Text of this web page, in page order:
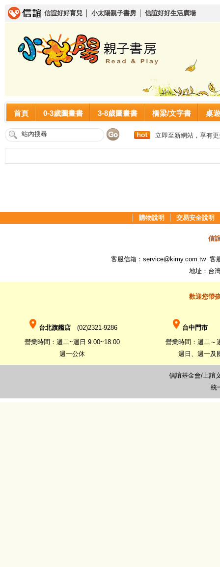
信誼好好育兒 小太陽親子書房 信誼好好生活廣場
首頁 0-3歲圖畫書 3-8歲圖畫書 橋梁/文字書 桌
立即至新網站，享有
購物說明 交易安全說明
信
客服信箱：service@kimy.com.tw 客
地址：台
歡迎您帶
place 台北旗艦店 (02)2321-9286
營業時間：週二~週日 9:00~18:00
週一公休
place 台中門市
營業時間：週二～
週日、週一及
信誼基金會/上誼
統